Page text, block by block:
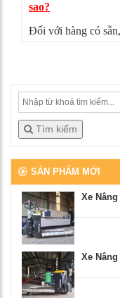
sao?
Đối với hàng có
Tìm kiếm
SẢN PHẨM MỚI
Xe
Xe